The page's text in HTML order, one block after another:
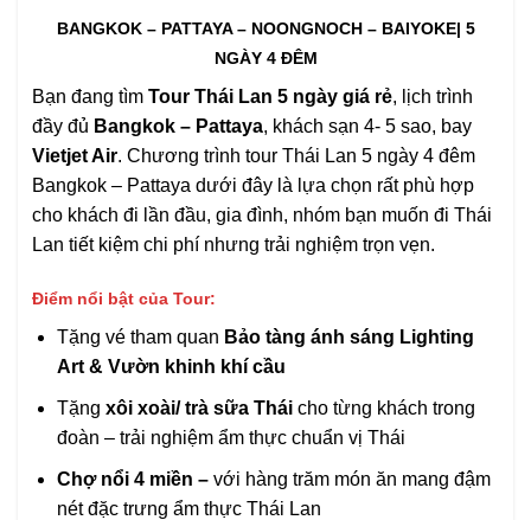
BANGKOK – PATTAYA – NOONGNOCH – BAIYOKE| 5
NGÀY 4 ĐÊM
Bạn đang tìm Tour Thái Lan 5 ngày giá rẻ, lịch trình
đầy đủ Bangkok – Pattaya, khách sạn 4- 5 sao, bay
Vietjet Air. Chương trình tour Thái Lan 5 ngày 4 đêm
Bangkok – Pattaya dưới đây là lựa chọn rất phù hợp
cho khách đi lần đầu, gia đình, nhóm bạn muốn đi Thái
Lan tiết kiệm chi phí nhưng trải nghiệm trọn vẹn.
Điểm nổi bật của Tour:
Tặng vé tham quan Bảo tàng ánh sáng Lighting
Art & Vườn khinh khí cầu
Tặng xôi xoài/ trà sữa Thái cho từng khách trong
đoàn – trải nghiệm ẩm thực chuẩn vị Thái
Chợ nổi 4 miền – với hàng trăm món ăn mang đậm
nét đặc trưng ẩm thực Thái Lan